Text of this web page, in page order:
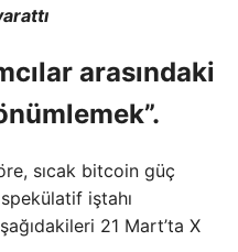
arasındaki
sıcak bitcoin güç
iştahı
21 Mart’ta X